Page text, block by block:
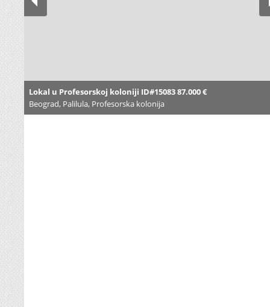
Lokal u Profesorskoj koloniji ID#15083 87.000 €
Beograd, Palilula, Profesorska kolonija